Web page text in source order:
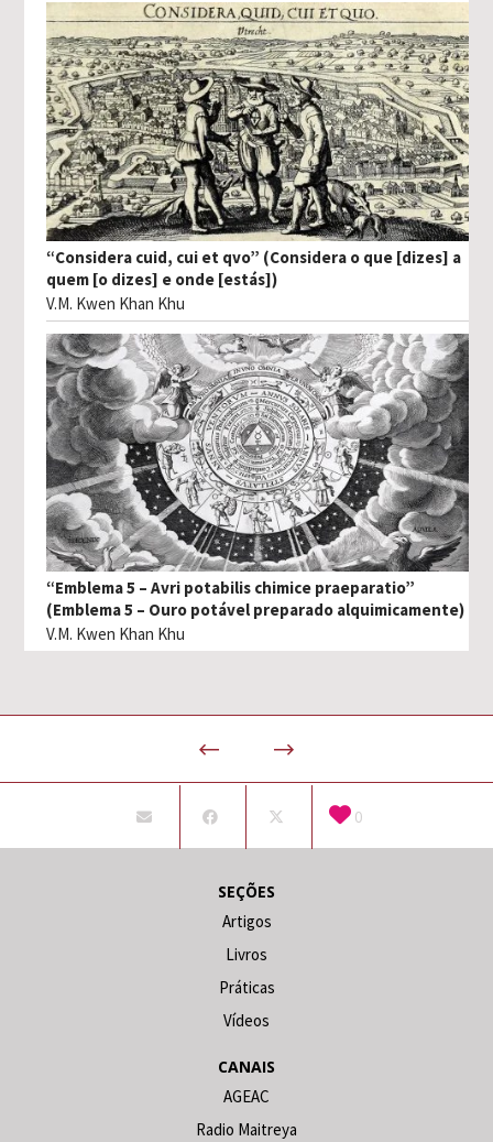
“Considera cuid, cui et qvo” (Considera o que [dizes] a
quem [o dizes] e onde [estás])
V.M. Kwen Khan Khu
“Emblema 5 – Avri potabilis chimice praeparatio”
(Emblema 5 – Ouro potável preparado alquimicamente)
V.M. Kwen Khan Khu
0
SEÇÕES
Artigos
Livros
Práticas
Vídeos
CANAIS
AGEAC
Radio Maitreya